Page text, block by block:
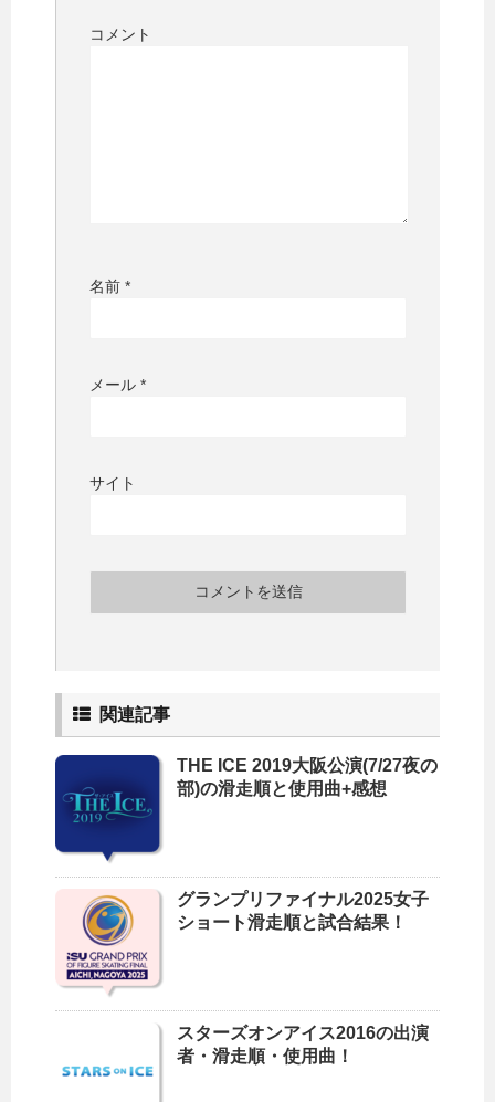
コメント
名前 *
メール *
サイト
関連記事
THE ICE 2019大阪公演(7/27夜の
部)の滑走順と使用曲+感想
グランプリファイナル2025女子
ショート滑走順と試合結果！
スターズオンアイス2016の出演
者・滑走順・使用曲！